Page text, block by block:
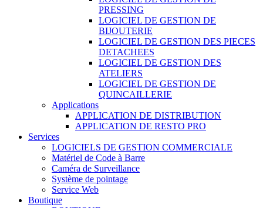
PRESSING
LOGICIEL DE GESTION DE
BIJOUTERIE
LOGICIEL DE GESTION DES PIECES
DETACHEES
LOGICIEL DE GESTION DES
ATELIERS
LOGICIEL DE GESTION DE
QUINCAILLERIE
Applications
APPLICATION DE DISTRIBUTION
APPLICATION DE RESTO PRO
Services
LOGICIELS DE GESTION COMMERCIALE
Matériel de Code à Barre
Caméra de Surveillance
Système de pointage
Service Web
Boutique